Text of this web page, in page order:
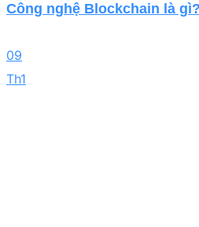
Công nghệ Blockchain là
09
Th1